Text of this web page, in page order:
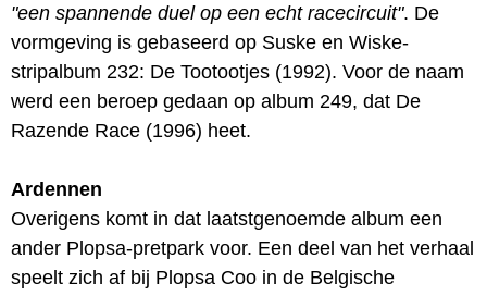
"een spannende duel op een echt racecircuit". De
vormgeving is gebaseerd op Suske en Wiske-
stripalbum 232: De Tootootjes (1992). Voor de naam
werd een beroep gedaan op album 249, dat De
Razende Race (1996) heet.
Ardennen
Overigens komt in dat laatstgenoemde album een
ander Plopsa-pretpark voor. Een deel van het verhaal
speelt zich af bij Plopsa Coo in de Belgische